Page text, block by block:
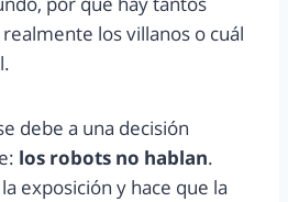
los villanos o cuál
debe a una decisión
los robots no hablan.
exposición y hace que la